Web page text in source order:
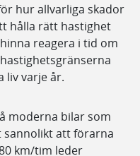
hur allvarliga skador
hålla rätt hastighet
reagera i tid om
liv varje år.
moderna bilar som
sannolikt att förarna
km/tim leder